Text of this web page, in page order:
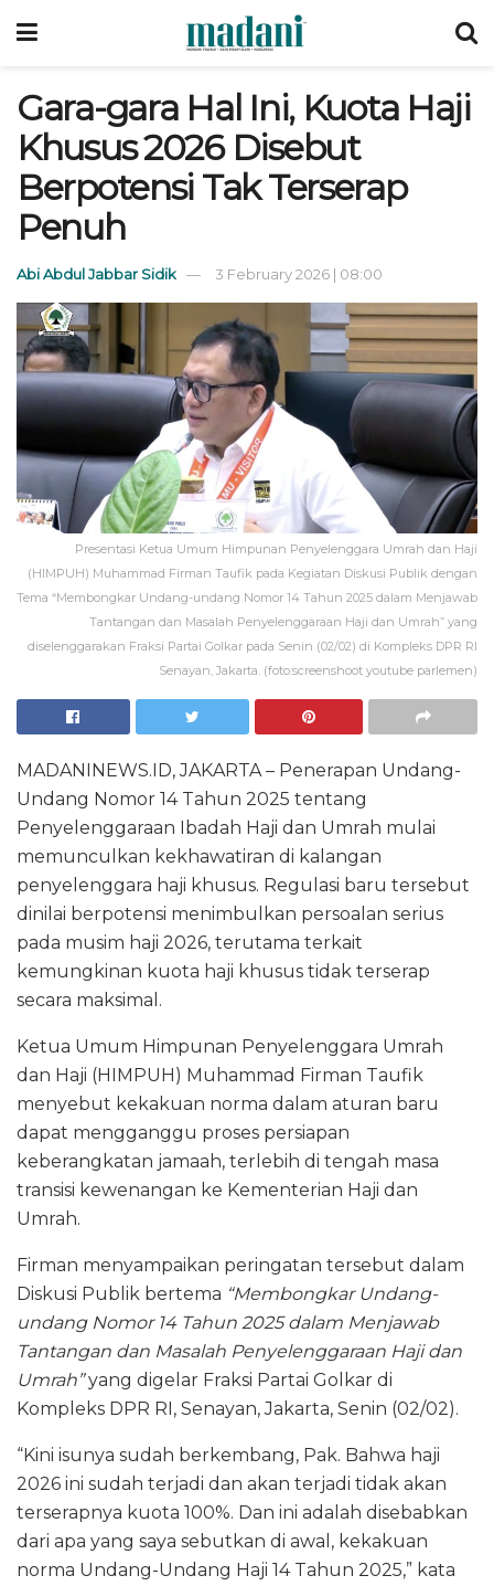
Gara-gara Hal Ini, Kuota Haji
Khusus 2026 Disebut
Berpotensi Tak Terserap
Penuh
Abi Abdul Jabbar Sidik 3 February 2026 | 08:00
Presentasi Ketua Umum Himpunan Penyelenggara Umrah dan Haji
(HIMPUH) Muhammad Firman Taufik pada Kegiatan Diskusi Publik dengan
Tema “Membongkar Undang-undang Nomor 14 Tahun 2025 dalam Menjawab
Tantangan dan Masalah Penyelenggaraan Haji dan Umrah” yang
diselenggarakan Fraksi Partai Golkar pada Senin (02/02) di Kompleks DPR RI
Senayan, Jakarta. (foto:screenshoot youtube parlemen)
MADANINEWS.ID, JAKARTA – Penerapan Undang-
Undang Nomor 14 Tahun 2025 tentang
Penyelenggaraan Ibadah Haji dan Umrah mulai
memunculkan kekhawatiran di kalangan
penyelenggara haji khusus. Regulasi baru tersebut
dinilai berpotensi menimbulkan persoalan serius
pada musim haji 2026, terutama terkait
kemungkinan kuota haji khusus tidak terserap
secara maksimal.
Ketua Umum Himpunan Penyelenggara Umrah
dan Haji (HIMPUH) Muhammad Firman Taufik
menyebut kekakuan norma dalam aturan baru
dapat mengganggu proses persiapan
keberangkatan jamaah, terlebih di tengah masa
transisi kewenangan ke Kementerian Haji dan
Umrah.
Firman menyampaikan peringatan tersebut dalam
Diskusi Publik bertema “Membongkar Undang-
undang Nomor 14 Tahun 2025 dalam Menjawab
Tantangan dan Masalah Penyelenggaraan Haji dan
Umrah”yang digelar Fraksi Partai Golkar di
Kompleks DPR RI, Senayan, Jakarta, Senin (02/02).
“Kini isunya sudah berkembang, Pak. Bahwa haji
2026 ini sudah terjadi dan akan terjadi tidak akan
terserapnya kuota 100%. Dan ini adalah disebabkan
dari apa yang saya sebutkan di awal, kekakuan
norma Undang-Undang Haji 14 Tahun 2025,” kata